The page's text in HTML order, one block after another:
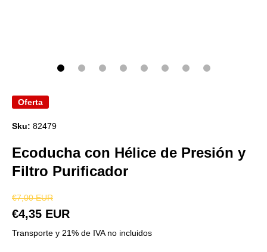
Oferta
Sku: 82479
Ecoducha con Hélice de Presión y
Filtro Purificador
€7,00 EUR
€4,35 EUR
Transporte y 21% de IVA no incluidos